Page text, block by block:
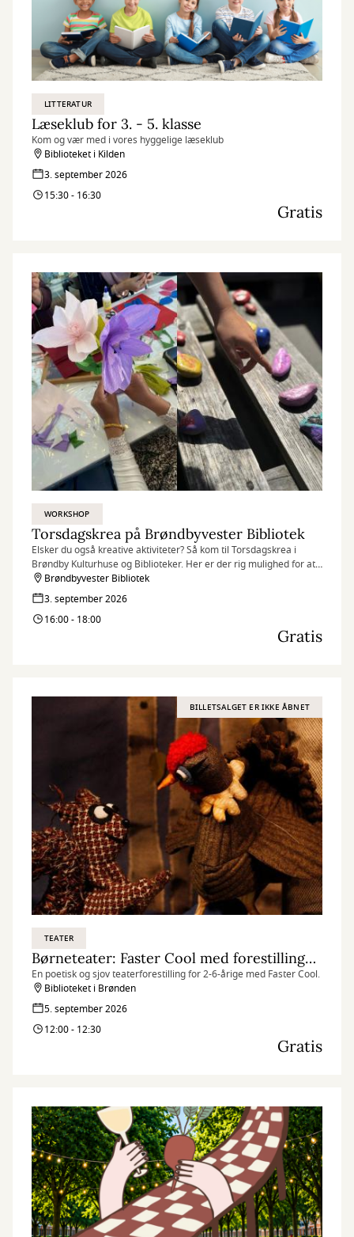
LITTERATUR
Læseklub for 3. - 5. klasse
Kom og vær med i vores hyggelige læseklub
Biblioteket i Kilden
3. september 2026
15:30 - 16:30
Gratis
WORKSHOP
Torsdagskrea på Brøndbyvester Bibliotek
Elsker du også kreative aktiviteter? Så kom til Torsdagskrea i
Brøndby Kulturhuse og Biblioteker. Her er der rig mulighed for at
afprøve dine kreative idéer.
Brøndbyvester Bibliotek
3. september 2026
16:00 - 18:00
Gratis
BILLETSALGET ER IKKE ÅBNET
TEATER
Børneteater: Faster Cool med forestillingen ”Hønes første æg”
En poetisk og sjov teaterforestilling for 2-6-årige med Faster Cool.
Biblioteket i Brønden
5. september 2026
12:00 - 12:30
Gratis